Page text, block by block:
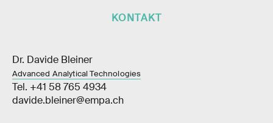
KONTAKT
Dr. Davide Bleiner
Advanced Analytical Technologies
Tel. +41 58 765 4934
davide.bleiner@empa.ch